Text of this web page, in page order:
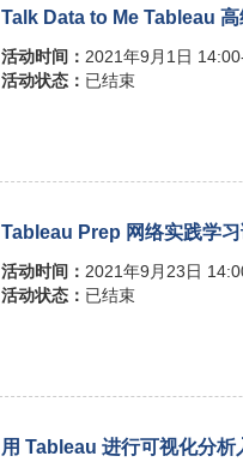
Talk Data to Me Tableau
活动时间： 2021年9月1日
活动状态： 已结束
Tableau Prep 网络实践学
活动时间： 2021年9月23日
活动状态： 已结束
用 Tableau 进行可视化分析